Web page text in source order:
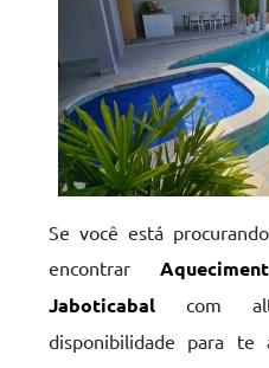
Se você está
encontrar
Jaboticabal com
disponibilidade para